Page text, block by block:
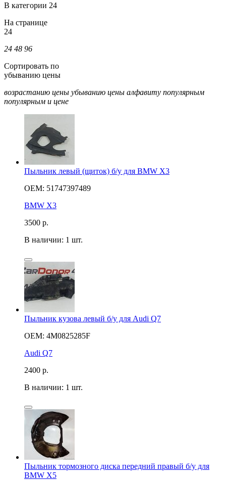
В категории 24
На странице
24
24 48 96
Сортировать по
убыванию цены
возрастанию цены убыванию цены алфавиту популярным
популярным и цене
Пыльник левый (щиток) б/у для BMW X3
OEM: 51747397489
BMW X3
3500 р.
В наличии: 1 шт.
Пыльник кузова левый б/у для Audi Q7
OEM: 4M0825285F
Audi Q7
2400 р.
В наличии: 1 шт.
Пыльник тормозного диска передний правый б/у для
BMW X5